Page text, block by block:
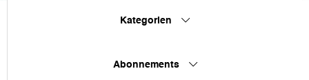
Kategorien
Abonnements